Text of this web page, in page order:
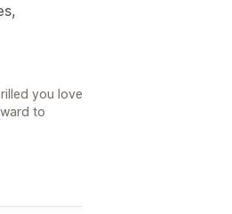
you love
to